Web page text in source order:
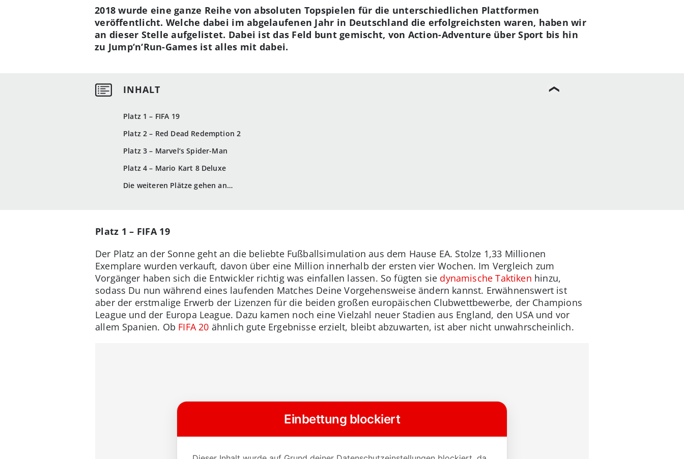
Platz 1 – FIFA 19
Platz 2 – Red Dead Redemption 2
Platz 3 – Marvel‘s Spider-Man
Platz 4 – Mario Kart 8 Deluxe
Die weiteren Plätze gehen an…
2018 wurde eine ganze Reihe von absoluten Topspielen für die unterschiedlichen Plattformen
veröffentlicht. Welche dabei im abgelaufenen Jahr in Deutschland die erfolgreichsten waren, haben wir
an dieser Stelle aufgelistet. Dabei ist das Feld bunt gemischt, von Action-Adventure über Sport bis hin
zu Jump‘n‘Run-Games ist alles mit dabei.
Platz 1 – FIFA 19
Der Platz an der Sonne geht an die beliebte Fußballsimulation aus dem Hause EA. Stolze 1,33 Millionen
Exemplare wurden verkauft, davon über eine Million innerhalb der ersten vier Wochen. Im Vergleich zum
Vorgänger haben sich die Entwickler richtig was einfallen lassen. So fügten sie dynamische Taktiken hinzu,
sodass Du nun während eines laufenden Matches Deine Vorgehensweise ändern kannst. Erwähnenswert ist
aber der erstmalige Erwerb der Lizenzen für die beiden großen europäischen Clubwettbewerbe, der Champions
League und der Europa League. Dazu kamen noch eine Vielzahl neuer Stadien aus England, den USA und vor
allem Spanien. Ob FIFA 20 ähnlich gute Ergebnisse erzielt, bleibt abzuwarten, ist aber nicht unwahrscheinlich.